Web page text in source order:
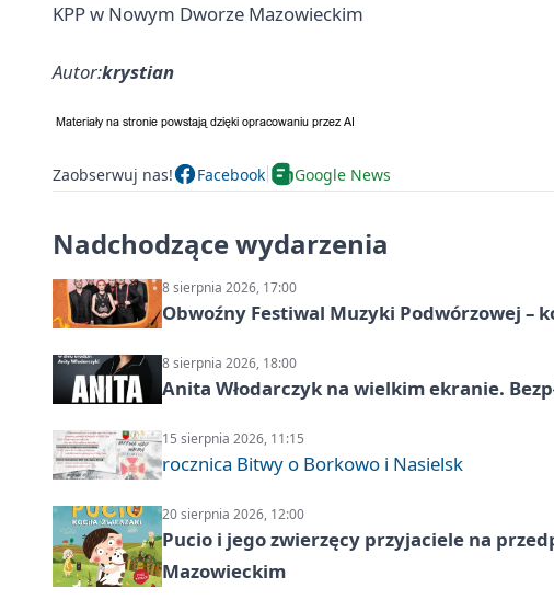
KPP w Nowym Dworze Mazowieckim
Autor:krystian
Zaobserwuj nas! Facebook Google News
Nadchodzące wydarzenia
8 sierpnia 2026, 17:00
Obwoźny Festiwal Muzyki Podwórzowej –
8 sierpnia 2026, 18:00
Anita Włodarczyk na wielkim ekranie.
15 sierpnia 2026, 11:15
rocznica Bitwy o Borkowo i Nasielsk
20 sierpnia 2026, 12:00
Pucio i jego zwierzęcy przyjaciele na
Mazowieckim